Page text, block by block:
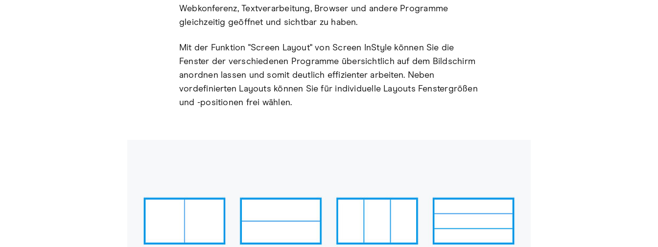
Webkonferenz, Textverarbeitung, Browser und andere Programme
gleichzeitig geöffnet und sichtbar zu haben.
Mit der Funktion "Screen Layout" von Screen InStyle können Sie die
Fenster der verschiedenen Programme übersichtlich auf dem Bildschirm
anordnen lassen und somit deutlich effizienter arbeiten. Neben
vordefinierten Layouts können Sie für individuelle Layouts Fenstergrößen
und -positionen frei wählen.